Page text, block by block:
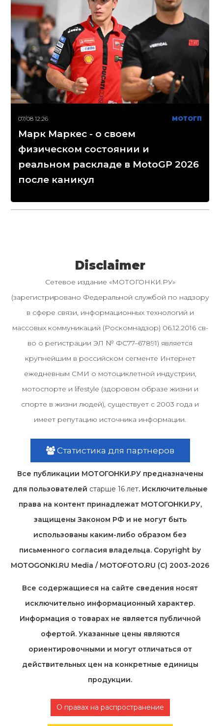
07/08 12:26 МОТОГП
Марк Маркес - о своем
физическом состоянии и
реальном раскладе в MotoGP 2026
после каникул
Disclaimer
Сетевое издание «МОТОГОНКИ.РУ»
(зарегистрировано Федеральной службой по надзору
в сфере связи, информационных технологий и
массовых коммуникаций (Роскомнадзор) 06.12.2016 св-
во о регистрации ЭЛ № ФС77–67891) является
крупнейшим в российском сегменте Интернет
ежедневным СМИ о мотоциклетной индустрии,
мотоспорте и lifestyle (здоровом образе жизни и
спорте в жизни людей), существует с 2003 года и
имеет репутацию источника информации.
Статистика для партнеров
Все публикации МОТОГОНКИ.РУ предназначены
для пользователей старше 16 лет. Исключительные
права на контент принадлежат МОТОГОНКИ.РУ,
защищены Законом РФ и не могут быть
использованы каким-либо образом без
письменного согласия владельца. Copyright by
MOTOGONKI.RU Media / MOTOFOTO.RU (C) 2003-2026
Все содержащиеся на cайте сведения носят
исключительно информационный характер.
Информация о товарах не является публичной
офертой. Указанные цены являются
ориентировочными и могут отличаться от
действительных цен на конкретные единицы
продукции.
О правах на распространение